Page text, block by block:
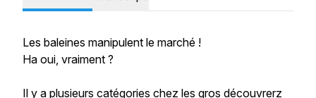
Les baleines manipulent le marché !
Ha oui, vraiment ?
Il y a plusieurs catégories chez les gros découvrerz